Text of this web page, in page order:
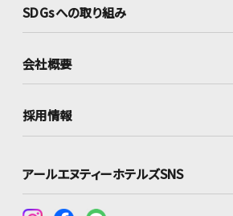
SDGsへの取り組み
会社概要
採用情報
アールエヌティーホテルズSNS